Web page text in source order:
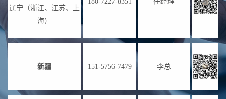
辽宁（浙江、江苏、上
海）
新疆 151-5756-7479 李总